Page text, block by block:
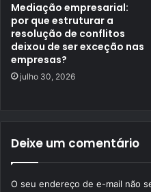
Mediação empresarial:
por que estruturar a
resolução de conflitos
deixou de ser exceção nas
empresas?
julho 30, 2026
Deixe um comentário
O seu endereço de e-mail não